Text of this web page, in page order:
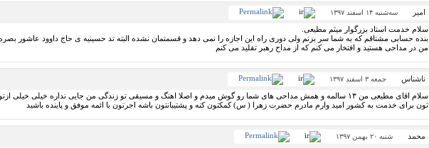
امیر سه‌شنبه ۱۴ اسفند ۱۳۹۷
سلام خدمت استاد بزرگوار میثم مطیعی.
بنده حسابی مشتاقم که به شما سر بزنم ولی دوری راه این اجازه را نمی دهد و قسمتمان نشده البته تد حسینیه ی حاج داوود عاشور
من در مداحی هستید و افتخار می کنم که از مداح رهبر تقلید می کنم
ناشناس جمعه ۳ اسفند ۱۳۹۷
سلام اقای مطیعی من ۱۳ سالمه و همش مداحی های شما رو گوش میدم و اصلا اهنگ و مسیقی تو زندگی من جایی نداره خیلی
تون برای خدمت به کشور امید وارم مادرم حضرت زهرا ( س) کمکتون کنه و پشتیبانتون باشه اجرتون با ائمه موفق و پاینده باشید
محمد شنبه ۲۰ بهمن ۱۳۹۷